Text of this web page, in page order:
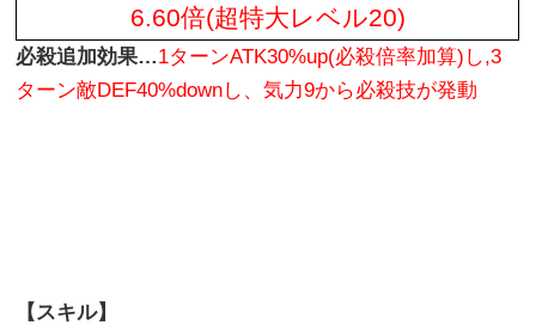
6.60倍(超特大レベル20)
必殺追加効果…1ターンATK30%up(必殺倍率加算)し,3
ターン敵DEF40%downし、気力9から必殺技が発動
【スキル】